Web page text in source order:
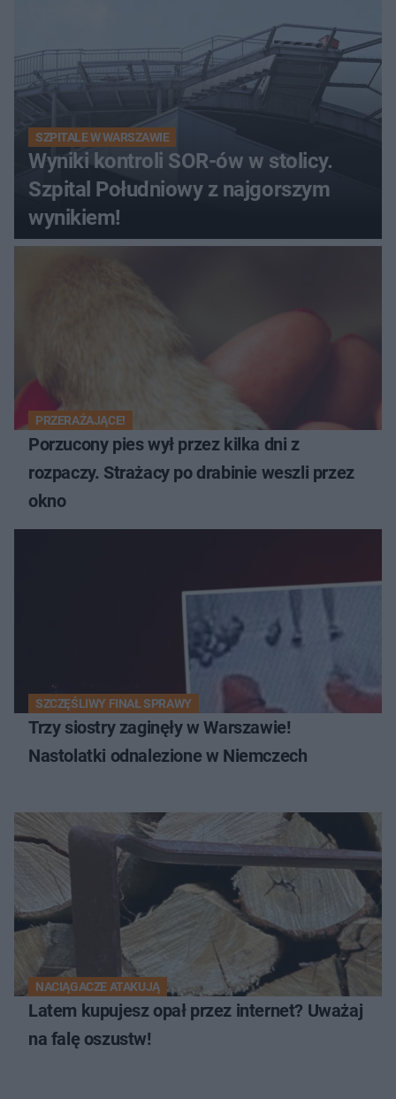
SZPITALE W WARSZAWIE
Wyniki kontroli SOR-ów w stolicy.
Szpital Południowy z najgorszym
wynikiem!
PRZERAŻAJĄCE!
Porzucony pies wył przez kilka dni z
rozpaczy. Strażacy po drabinie weszli przez
okno
SZCZĘŚLIWY FINAŁ SPRAWY
Trzy siostry zaginęły w Warszawie!
Nastolatki odnalezione w Niemczech
NACIĄGACZE ATAKUJĄ
Latem kupujesz opał przez internet? Uważaj
na falę oszustw!